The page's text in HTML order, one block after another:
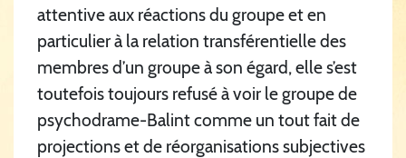
attentive aux réactions du groupe et en
particulier à la relation transférentielle des
membres d’un groupe à son égard, elle s’est
toutefois toujours refusé à voir le groupe de
psychodrame-Balint comme un tout fait de
projections et de réorganisations subjectives